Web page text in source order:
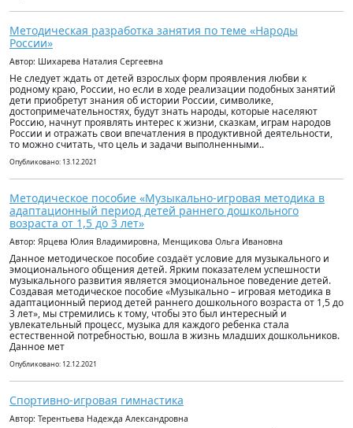
Методическая разработка занятия по теме «Народы
России»
Автор: Шихарева Наталия Сергеевна
Не следует ждать от детей взрослых форм проявления любви к
родному краю, России, но если в ходе реализации подобных занятий
дети приобретут знания об истории России, символике,
достопримечательностях, будут знать народы, которые населяют
Россию, начнут проявлять интерес к жизни, сказкам, играм народов
России и отражать свои впечатления в продуктивной деятельности,
то можно считать, что цель и задачи выполненными..
Опубликовано: 13.12.2021
Методическое пособие «Музыкально-игровая методика в
адаптационный период детей раннего дошкольного
возраста от 1,5 до 3 лет»
Автор: Ярцева Юлия Владимировна, Менщикова Ольга Ивановна
Данное методическое пособие создаёт условие для музыкального и
эмоционального общения детей. Ярким показателем успешности
музыкального развития является эмоциональное поведение детей.
Создавая методическое пособие «Музыкально – игровая методика в
адаптационный период детей раннего дошкольного возраста от 1,5 до
3 лет», мы стремились к тому, чтобы это был интересный и
увлекательный процесс, музыка для каждого ребенка стала
естественной потребностью, вошла в жизнь младших дошкольников.
Данное мет
Опубликовано: 12.12.2021
Спортивно-игровая гимнастика
Автор: Терентьева Надежда Александровна